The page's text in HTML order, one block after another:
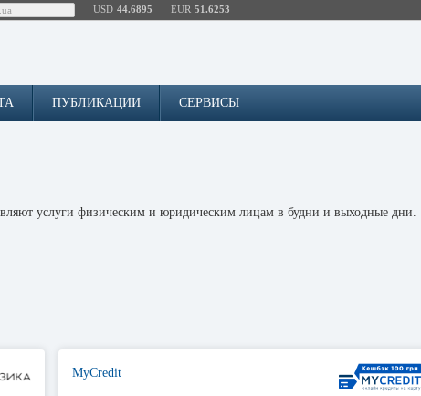
USD 44.6895 EUR 51.6253
ПУБЛИКАЦИИ СЕРВИСЫ
услуги физическим и юридическим лицам в будни и выходные дни.
MyCredit